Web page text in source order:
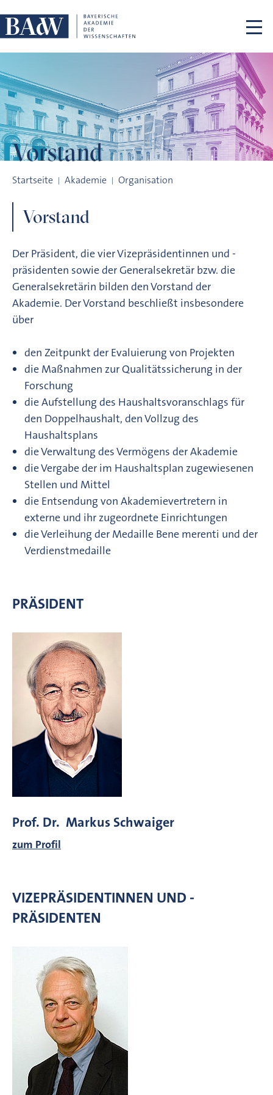
Vorstand
Startseite Akademie Organisation
Vorstand
Der Präsident, die vier Vizepräsidentinnen und -
präsidenten sowie der Generalsekretär bzw. die
Generalsekretärin bilden den Vorstand der
Akademie. Der Vorstand beschließt insbesondere
über
den Zeitpunkt der Evaluierung von Projekten
die Maßnahmen zur Qualitätssicherung in der
Forschung
die Aufstellung des Haushaltsvoranschlags für
den Doppelhaushalt, den Vollzug des
Haushaltsplans
die Verwaltung des Vermögens der Akademie
die Vergabe der im Haushaltsplan zugewiesenen
Stellen und Mittel
die Entsendung von Akademievertretern in
externe und ihr zugeordnete Einrichtungen
die Verleihung der Medaille Bene merenti und der
Verdienstmedaille
PRÄSIDENT
Prof. Dr. Markus Schwaiger
zum Profil
VIZEPRÄSIDENTINNEN UND -
PRÄSIDENTEN